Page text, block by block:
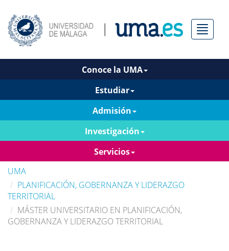
Menú
Conoce la UMA
Estudiar
Admisión
Investigación
Servicios
UMA
PLANIFICACIÓN, GOBERNANZA Y LIDERAZGO
TERRITORIAL
MÁSTER UNIVERSITARIO EN PLANIFICACIÓN,
GOBERNANZA Y LIDERAZGO TERRITORIAL